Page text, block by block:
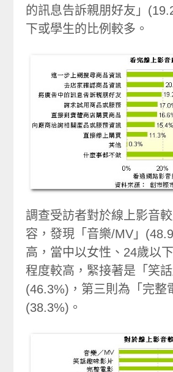
的訊息告訴親朋好友」
下或學生的比例較多。
調查受訪者對於線上影音
容，發現「音樂/MV」
高，當中以女性、24歲以
程度較高，緊接著是「笑話
(46.3%)，第三則為「完整
(38.3%)。